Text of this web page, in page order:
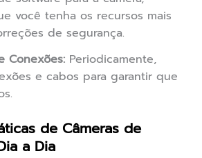
você tenha os recursos mais
de segurança.
Conexões: Periodicamente,
e cabos para garantir que
de Câmeras de
a Dia